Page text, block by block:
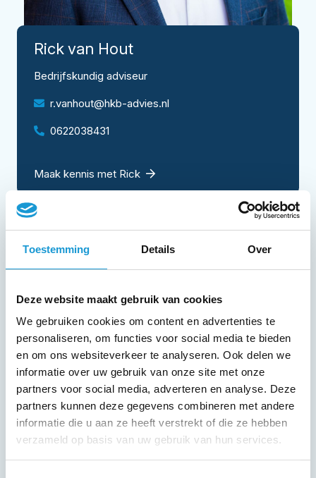
Toestemming Details Over
Deze website maakt gebruik van cookies
We gebruiken cookies om content en advertenties te
personaliseren, om functies voor social media te bieden
en om ons websiteverkeer te analyseren. Ook delen we
informatie over uw gebruik van onze site met onze
partners voor social media, adverteren en analyse. Deze
partners kunnen deze gegevens combineren met andere
informatie die u aan ze heeft verstrekt of die ze hebben
verzameld op basis van uw gebruik van hun services.
Rickvan Hout
Bedrijfskundig adviseur
r.vanhout@hkb-advies.nl
0622038431
Maak kennis met Rick